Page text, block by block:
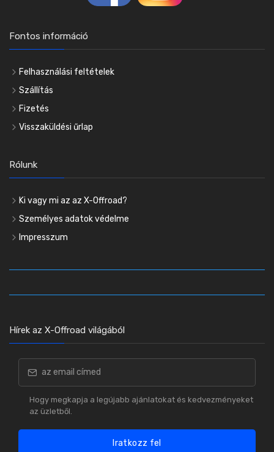
Fontos információ
Felhasználási feltételek
Szállítás
Fizetés
Visszaküldési űrlap
Rólunk
Ki vagy mi az az X-Offroad?
Személyes adatok védelme
Impresszum
Hírek az X-Offroad világából
Hogy megkapja a legújabb ajánlatokat és kedvezményeket
az üzletből.
Iratkozz fel